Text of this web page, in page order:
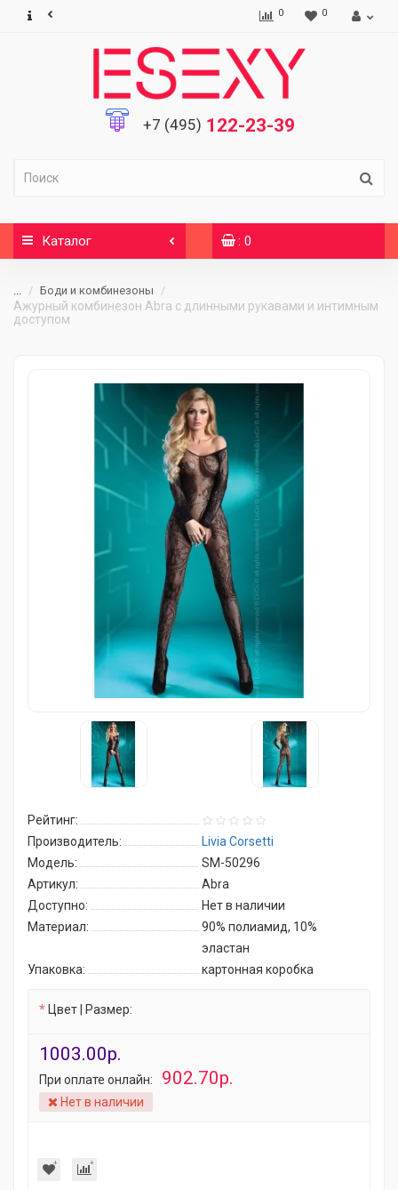
0 0
+7 (495) 122-23-39
Каталог : 0
... Боди и комбинезоны
Ажурный комбинезон Abra с длинными рукавами и интимным
доступом
Рейтинг:
Производитель:
Livia Corsetti
Модель:
SM-50296
Артикул:
Abra
Доступно:
Нет в наличии
Материал:
90% полиамид, 10%
эластан
Упаковка:
картонная коробка
Цвет | Размер:
1003.00р.
При оплате онлайн: 902.70р.
Нет в наличии